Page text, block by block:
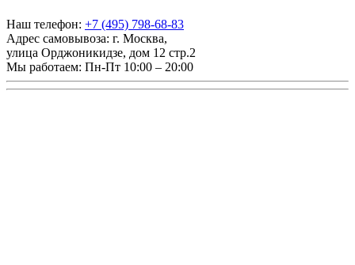
Наш телефон: +7 (495) 798-68-83
Адрес самовывоза: г. Москва,
улица Орджоникидзе, дом 12 стр.2
Мы работаем: Пн-Пт 10:00 – 20:00